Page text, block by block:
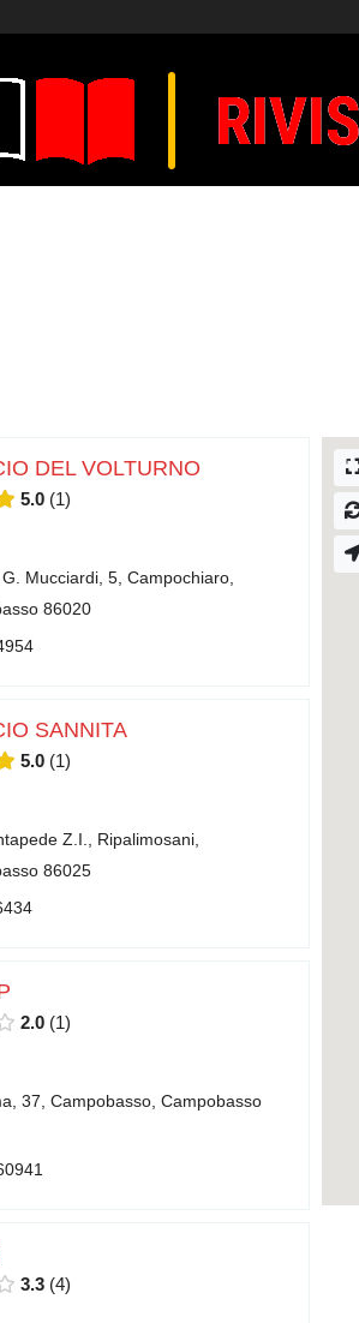
DEL VOLTURNO
5.0 1
Mucciardi, 5, Campochiaro,
86020
SANNITA
5.0 1
Z.I., Ripalimosani,
86025
2.0 1
37, Campobasso, Campobasso
3.3 4